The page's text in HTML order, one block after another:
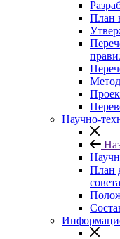
План
Научно-
План
совета